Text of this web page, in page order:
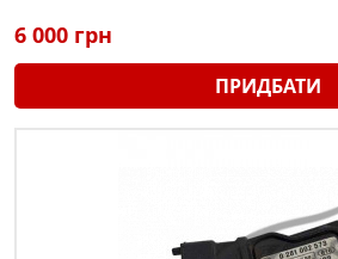
6 000 грн
ПРИДБАТИ